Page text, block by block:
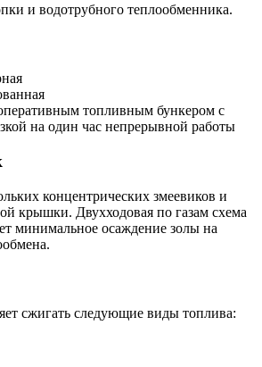
и водотрубного теплообменника.
топливным бункером с
на один час непрерывной работы
концентрических змеевиков и
крышки. Двухходовая по газам схема
минимальное осаждение золы на
сжигать следующие виды топлива: